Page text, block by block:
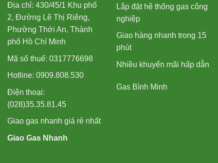
Địa chỉ: 430/45/1 Khu phố
2, Đường Lê Thị Riêng,
Phường Thới An, Thành
phố Hồ Chí Minh
Mã số thuế: 0317776698
Hotline: 0909.808.530
Điện thoại:
(028)35.35.81.45
Giao gas nhanh giá rẻ nhất
Giao Gas Nhanh
Lắp đặt hệ thống gas công
nghiệp
Giao hàng nhanh trong 15
phút
Nhiều khuyến mãi hấp dẫn
Gas Bình Minh